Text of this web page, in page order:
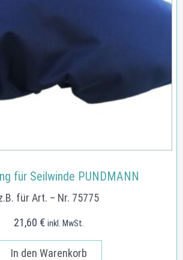
für Seilwinde PUNDMANN
für Art. – Nr. 75775
21,60 € inkl. MwSt.
In den Warenkorb